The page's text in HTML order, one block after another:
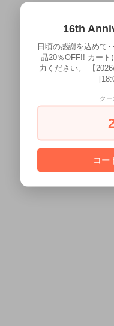
16th
日頃の感謝を込めて
品20％OFF!! カート
力ください。 【
ク
コー